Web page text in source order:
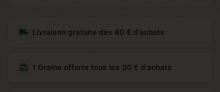
local_shipping Livraison gratuite dès 40 € d'achats
redeem 1 Graine offerte tous les 30 € d'achats